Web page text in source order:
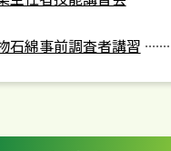
石綿事前調査者講習